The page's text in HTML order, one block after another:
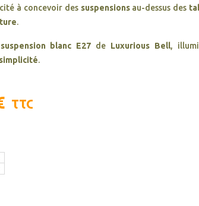
à concevoir des suspensionsau-dessus des
.
blanc E27 de Luxurious Bell,
simplicité.
TTC